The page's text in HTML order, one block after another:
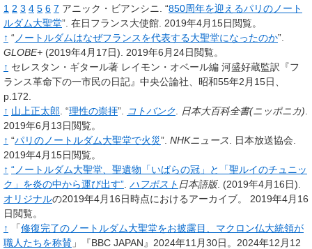
1 2 3 4 5 6 7 アニック・ビアンシニ. “850周年を迎えるパリのノート
ルダム大聖堂”. 在日フランス大使館. 2019年4月15日閲覧。
↑ “ ノートルダムはなぜフランスを代表する大聖堂になったのか”.
GLOBE+ (2019年4月17日).
2019年6月24日閲覧。
↑ セレスタン・ギタール著 レイモン・オベール編 河盛好蔵監訳『フ
ランス革命下の一市民の日記』中央公論社、昭和55年2月15日、
p.172.
↑ 山上正太郎 “理性の崇拝”. コトバンク 日本大百科全書(ニッポニカ)
2019年6月13日閲覧。
↑ “パリのノートルダム大聖堂で火災”. NHKニュース
日本放送協会.
2019年4月15日閲覧。
↑ “ノートルダム大聖堂、聖遺物「いばらの冠」と「聖ルイのチュニッ
ク」を炎の中から運び出す” ハフポスト 日本語版. (2019年4月16日).
オリジナルの2019年4月16日時点におけるアーカイブ。
2019年4月16
日閲覧。
↑
「修復完了のノートルダム大聖堂をお披露目、マクロン仏大統領が
職人たちを称賛 」『BBC JAPAN』2024年11月30日。2024年12月12